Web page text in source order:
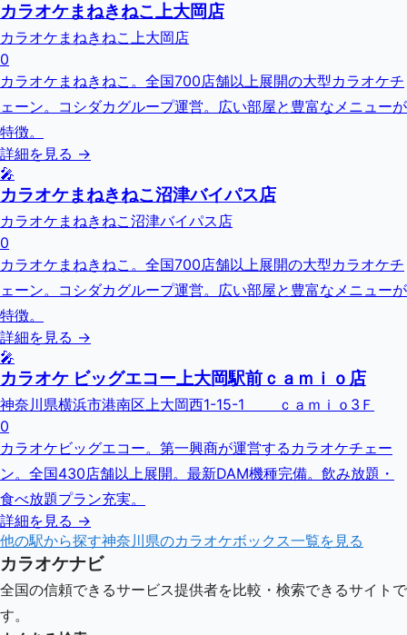
カラオケまねきねこ上大岡店
カラオケまねきねこ上大岡店
0
カラオケまねきねこ。全国700店舗以上展開の大型カラオケチ
ェーン。コシダカグループ運営。広い部屋と豊富なメニューが
特徴。
詳細を見る →
🎤
カラオケまねきねこ沼津バイパス店
カラオケまねきねこ沼津バイパス店
0
カラオケまねきねこ。全国700店舗以上展開の大型カラオケチ
ェーン。コシダカグループ運営。広い部屋と豊富なメニューが
特徴。
詳細を見る →
🎤
カラオケ ビッグエコー上大岡駅前ｃａｍｉｏ店
神奈川県横浜市港南区上大岡西1-15-1 ｃａｍｉｏ3Ｆ
0
カラオケビッグエコー。第一興商が運営するカラオケチェー
ン。全国430店舗以上展開。最新DAM機種完備。飲み放題・
食べ放題プラン充実。
詳細を見る →
他の駅から探す神奈川県のカラオケボックス一覧を見る
カラオケナビ
全国の信頼できるサービス提供者を比較・検索できるサイトで
す。